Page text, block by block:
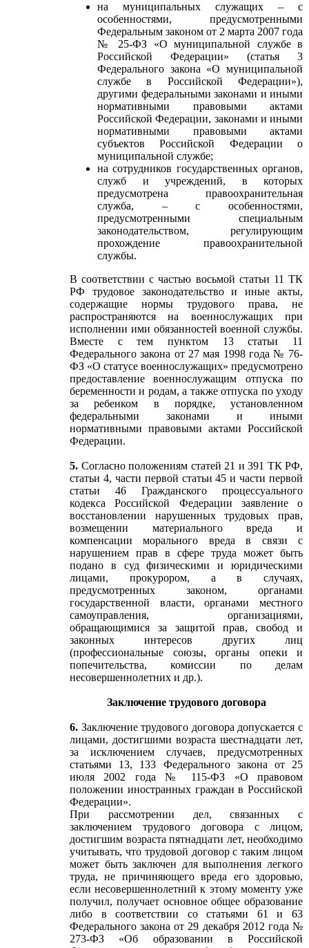
на муниципальных служащих – с
особенностями, предусмотренными
Федеральным законом от 2 марта 2007 года
№ 25-ФЗ «О муниципальной службе в
Российской Федерации» (статья 3
Федерального закона «О муниципальной
службе в Российской Федерации»),
другими федеральными законами и иными
нормативными правовыми актами
Российской Федерации, законами и иными
нормативными правовыми актами
субъектов Российской Федерации о
муниципальной службе;
на сотрудников государственных органов,
служб и учреждений, в которых
предусмотрена правоохранительная
служба, – с особенностями,
предусмотренными специальным
законодательством, регулирующим
прохождение правоохранительной
службы.
В соответствии с частью восьмой статьи 11 ТК
РФ трудовое законодательство и иные акты,
содержащие нормы трудового права, не
распространяются на военнослужащих при
исполнении ими обязанностей военной службы.
Вместе с тем пунктом 13 статьи 11
Федерального закона от 27 мая 1998 года № 76-
ФЗ «О статусе военнослужащих» предусмотрено
предоставление военнослужащим отпуска по
беременности и родам, а также отпуска по уходу
за ребенком в порядке, установленном
федеральными законами и иными
нормативными правовыми актами Российской
Федерации.
5. Согласно положениям статей 21 и 391 ТК РФ,
статьи 4, части первой статьи 45 и части первой
статьи 46 Гражданского процессуального
кодекса Российской Федерации заявление о
восстановлении нарушенных трудовых прав,
возмещении материального вреда и
компенсации морального вреда в связи с
нарушением прав в сфере труда может быть
подано в суд физическими и юридическими
лицами, прокурором, а в случаях,
предусмотренных законом, органами
государственной власти, органами местного
самоуправления, организациями,
обращающимися за защитой прав, свобод и
законных интересов других лиц
(профессиональные союзы, органы опеки и
попечительства, комиссии по делам
несовершеннолетних и др.).
Заключение трудового договора
6. Заключение трудового договора допускается с
лицами, достигшими возраста шестнадцати лет,
за исключением случаев, предусмотренных
статьями 13, 133 Федерального закона от 25
июля 2002 года № 115-ФЗ «О правовом
положении иностранных граждан в Российской
Федерации».
При рассмотрении дел, связанных с
заключением трудового договора с лицом,
достигшим возраста пятнадцати лет, необходимо
учитывать, что трудовой договор с таким лицом
может быть заключен для выполнения легкого
труда, не причиняющего вреда его здоровью,
если несовершеннолетний к этому моменту уже
получил, получает основное общее образование
либо в соответствии со статьями 61 и 63
Федерального закона от 29 декабря 2012 года №
273-ФЗ «Об образовании в Российской